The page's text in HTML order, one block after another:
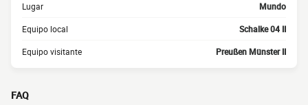
Lugar Mundo
Equipo local Schalke 04 II
Equipo visitante Preußen Münster II
FAQ